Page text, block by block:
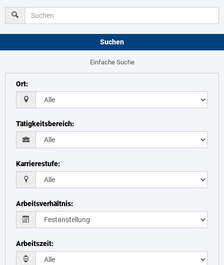
Suchen
Einfache Suche
Ort:
Tätigkeitsbereich:
Karrierestufe:
Arbeitsverhältnis:
Arbeitszeit: